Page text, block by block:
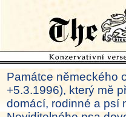
Památce německého
+5.3.1996), který mě
domácí, rodinné a psí